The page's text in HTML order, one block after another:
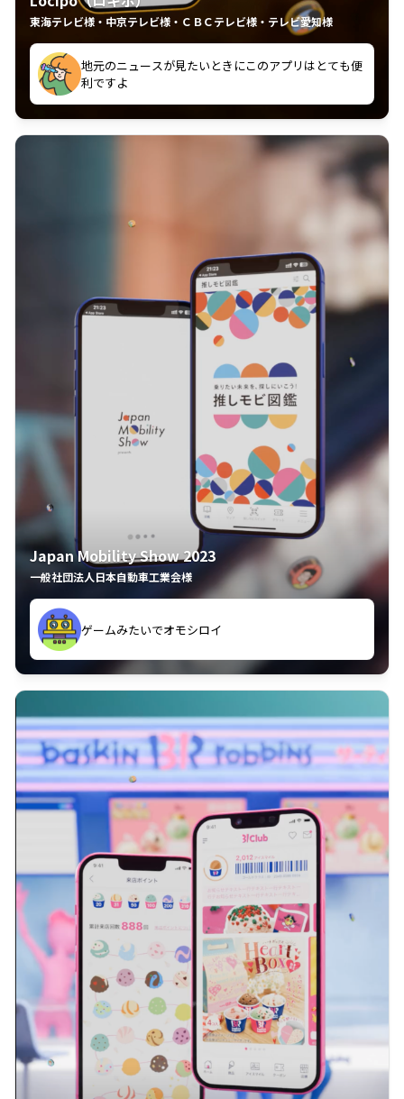
東海テレビ様・中京テレビ様・ＣＢＣテレビ様・テレビ愛知様
中京テレビのおもしろ番組が視聴可能地域外からも見
れるの嬉しいポイント
いつも利用させていただいております！
Japan Mobility Show 2023
一般社団法人日本自動車工業会様
ゲームみたいでオモシロイ
久々のモーターショーがアプリでもっと楽しめました